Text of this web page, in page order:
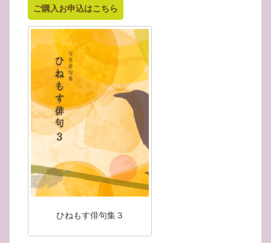
ご購入お申込はこちら
ひねもす俳句集３